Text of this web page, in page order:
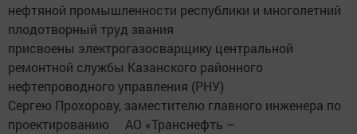
нефтяной промышленности республики и многолетний
плодотворный труд звания
присвоены электрогазосварщику центральной
ремонтной службы Казанского районного
нефтепроводного управления (РНУ)
Сергею Прохорову, заместителю главного инженера по
проектированию АО «Транснефть –